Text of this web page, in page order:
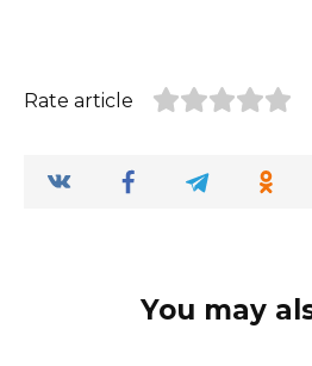
Rate article
You may